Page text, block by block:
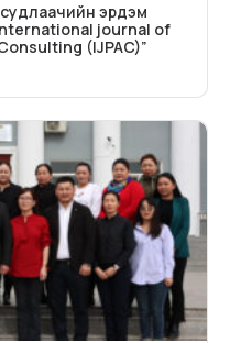
эрдэм
journal of
(IJPAC)”